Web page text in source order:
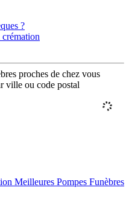
?
proches de chez vous
ville ou code postal
Meilleures Pompes Funèbres